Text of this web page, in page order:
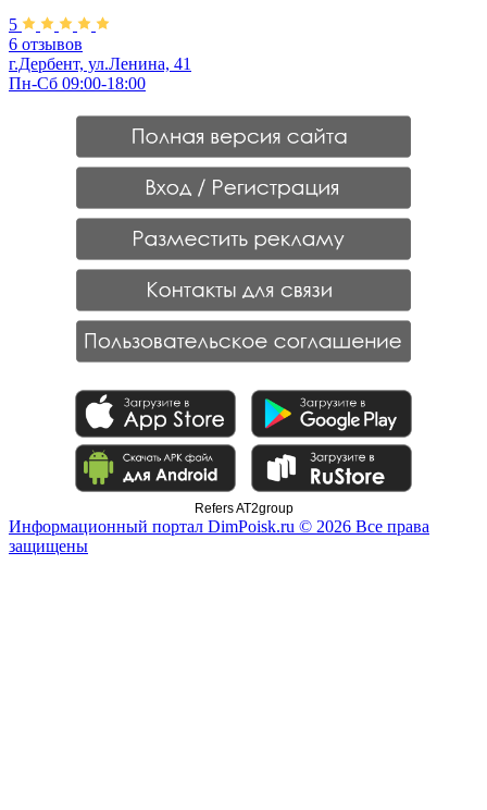
5
6 отзывов
г.Дербент, ул.Ленина, 41
Пн-Сб 09:00-18:00
Refers AT2group
Информационный портал DimPoisk.ru © 2026 Все права
защищены